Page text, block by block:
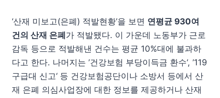
‘산재 미보고(은폐) 적발현황’을 보면 연평균 930여
건의 산재 은폐 가 적발됐다. 이 가운데 노동부가 근로
감독 등으로 적발해낸 건수는 평균 10%대에 불과하
다고 한다. 나머지는 ’건강보험 부당이득금 환수‘, ’119
구급대 신고‘ 등 건강보험공단이나 소방서 등에서 산
재 은폐 의심사업장에 대한 정보를 제공하거나 산재